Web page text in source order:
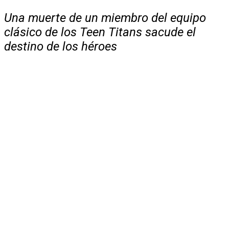
Una muerte de un miembro del equipo
clásico de los Teen Titans sacude el
destino de los héroes